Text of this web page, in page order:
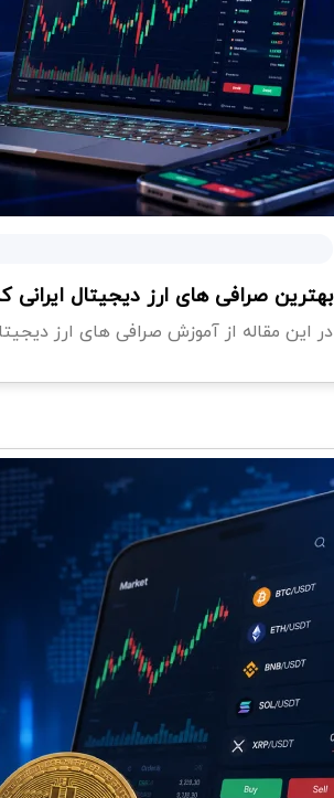
بهترین صرافی های ارز دیجیتال ایرانی
در این مقاله از آموزش صرافی های ارز